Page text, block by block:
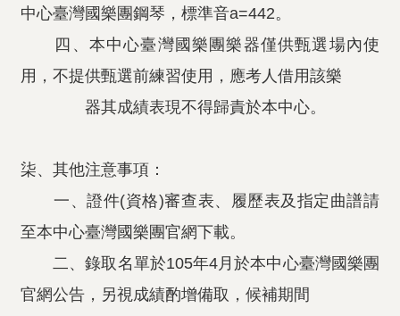
中心臺灣國樂團鋼琴，標準音a=442。
四、本中心臺灣國樂團樂器僅供甄選場內使
用，不提供甄選前練習使用，應考人借用該樂
器其成績表現不得歸責於本中心。
柒、其他注意事項：
一、證件(資格)審查表、履歷表及指定曲譜請
至本中心臺灣國樂團官網下載。
二、錄取名單於105年4月於本中心臺灣國樂團
官網公告，另視成績酌增備取，候補期間